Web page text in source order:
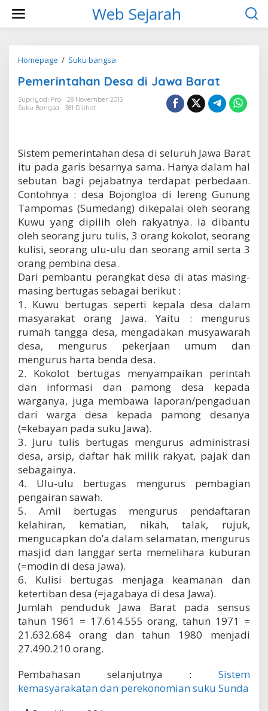
w
Web Sejarah
Homepage / Suku bangsa
m
r
h
a
n
e
s
a
d
i
J
a
w
B
a
t
Pemerintahan Desa di Jawa Barat
Supriyadi Pro
28 November 2013
Suku Bangsa
381 Dilihat
Sistem pemerintahan desa di seluruh Jawa Barat
itu pada garis besarnya sama. Hanya dalam hal
sebutan bagi pejabatnya terdapat perbedaan.
Contohnya : desa Bojongloa di lereng Gunung
Tampomas (Sumedang) dikepalai oleh seorang
Kuwu yang dipilih oleh rakyatnya. Ia dibantu
oleh seorang juru tulis, 3 orang kokolot, seorang
kulisi, seorang ulu-ulu dan seorang amil serta 3
orang pembina desa.
Dari pembantu perangkat desa di atas masing-
masing bertugas sebagai berikut :
1. Kuwu bertugas seperti kepala desa dalam
masyarakat orang Jawa. Yaitu : mengurus
rumah tangga desa, mengadakan musyawarah
desa, mengurus pekerjaan umum dan
mengurus harta benda desa.
2. Kokolot bertugas menyampaikan perintah
dan informasi dan pamong desa kepada
warganya, juga membawa laporan/pengaduan
dari warga desa kepada pamong desanya
(=kebayan pada suku Jawa).
3. Juru tulis bertugas mengurus administrasi
desa, arsip, daftar hak milik rakyat, pajak dan
sebagainya.
4. Ulu-ulu bertugas mengurus pembagian
pengairan sawah.
5. Amil bertugas mengurus pendaftaran
kelahiran, kematian, nikah, talak, rujuk,
mengucapkan do’a dalam selamatan, mengurus
masjid dan langgar serta memelihara kuburan
(=modin di desa Jawa).
6. Kulisi bertugas menjaga keamanan dan
ketertiban desa (=jagabaya di desa Jawa).
Jumlah penduduk Jawa Barat pada sensus
tahun 1961 = 17.614.555 orang, tahun 1971 =
21.632.684 orang dan tahun 1980 menjadi
27.490.210 orang.
Pembahasan selanjutnya : Sistem
kemasyarakatan dan perekonomian suku Sunda